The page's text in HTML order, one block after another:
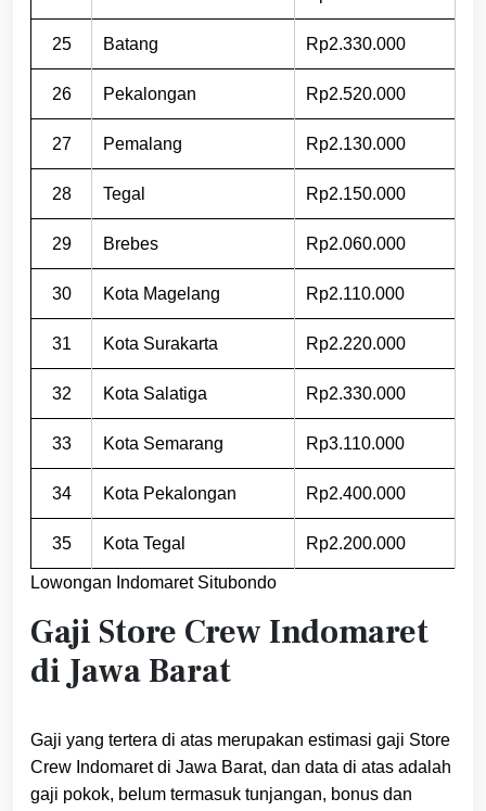
25 Batang Rp2.330.000
26 Pekalongan Rp2.520.000
27 Pemalang Rp2.130.000
28 Tegal Rp2.150.000
29 Brebes Rp2.060.000
30 Kota Magelang Rp2.110.000
31 Kota Surakarta Rp2.220.000
32 Kota Salatiga Rp2.330.000
33 Kota Semarang Rp3.110.000
34 Kota Pekalongan Rp2.400.000
35 Kota Tegal Rp2.200.000
Lowongan Indomaret Situbondo
Gaji Store Crew Indomaret
di Jawa Barat
Gaji yang tertera di atas merupakan estimasi gaji Store
Crew Indomaret di Jawa Barat, dan data di atas adalah
gaji pokok, belum termasuk tunjangan, bonus dan